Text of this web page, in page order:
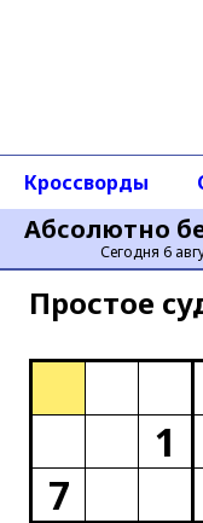
Абсолютно
Сегодня 6
Кроссворды
Простое
1
7